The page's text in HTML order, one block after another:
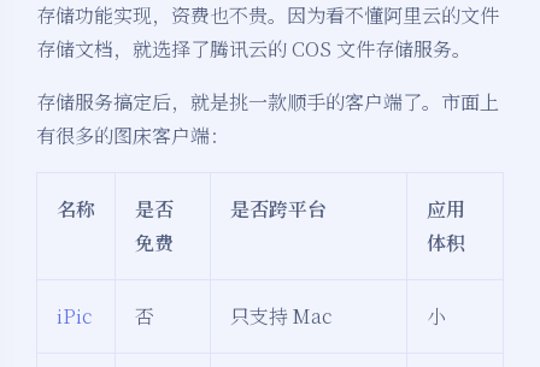
存储功能实现，资费也不贵。因为看不懂阿里云的文件
存储文档，就选择了腾讯云的 COS 文件存储服务。
存储服务搞定后，就是挑一款顺手的客户端了。市面上
有很多的图床客户端：
名称
是否
免费
是否跨平台
应用
体积
iPic 否 只支持 Mac 小